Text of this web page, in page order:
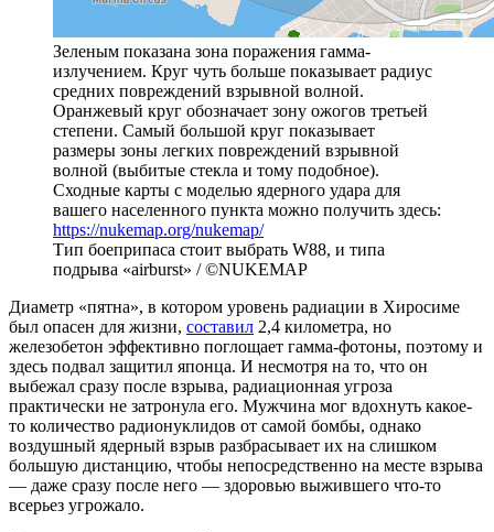
Зеленым показана зона поражения гамма-
излучением. Круг чуть больше показывает радиус
средних повреждений взрывной волной.
Оранжевый круг обозначает зону ожогов третьей
степени. Самый большой круг показывает
размеры зоны легких повреждений взрывной
волной (выбитые стекла и тому подобное).
Сходные карты с моделью ядерного удара для
вашего населенного пункта можно получить здесь:
https://nukemap.org/nukemap/
Тип боеприпаса стоит выбрать W88, и типа
подрыва «airburst» / ©NUKEMAP
Диаметр «пятна», в котором уровень радиации в Хиросиме
был опасен для жизни, составил 2,4 километра, но
железобетон эффективно поглощает гамма-фотоны, поэтому и
здесь подвал защитил японца. И несмотря на то, что он
выбежал сразу после взрыва, радиационная угроза
практически не затронула его. Мужчина мог вдохнуть какое-
то количество радионуклидов от самой бомбы, однако
воздушный ядерный взрыв разбрасывает их на слишком
большую дистанцию, чтобы непосредственно на месте взрыва
— даже сразу после него — здоровью выжившего что-то
всерьез угрожало.